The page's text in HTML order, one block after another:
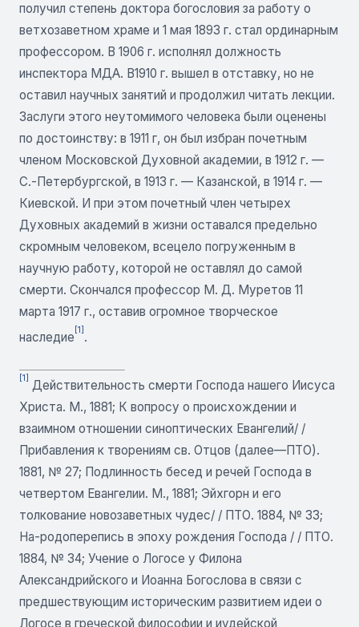
получил степень доктора богословия за работу о
ветхозаветном храме и 1 мая 1893 г. стал ординарным
профессором. В 1906 г. исполнял должность
инспектора МДА. В1910 г. вышел в отставку, но не
оставил научных занятий и продолжил читать лекции.
Заслуги этого неутомимого человека были оценены
по достоинству: в 1911 г, он был избран почетным
членом Московской Духовной академии, в 1912 г. —
С.-Петербургской, в 1913 г. — Казанской, в 1914 г. —
Киевской. И при этом почетный член четырех
Духовных академий в жизни оставался предельно
скромным человеком, всецело погруженным в
научную работу, которой не оставлял до самой
смерти. Скончался профессор М. Д. Муретов 11
марта 1917 г., оставив огромное творческое
наследие [1] .
[1] Действительность смерти Господа нашего Иисуса
Христа. М., 1881; К вопросу о происхождении и
взаимном отношении синоптических Евангелий/ /
Прибавления к творениям св. Отцов (далее—ПТО).
1881, № 27; Подлинность бесед и речей Господа в
четвертом Евангелии. М., 1881; Эйхгорн и его
толкование новозаветных чудес/ / ПТО. 1884, № 33;
На-родоперепись в эпоху рождения Господа / / ПТО.
1884, № 34; Учение о Логосе у Филона
Александрийского и Иоанна Богослова в связи с
предшествующим историческим развитием идеи о
Логосе в греческой философии и иудейской